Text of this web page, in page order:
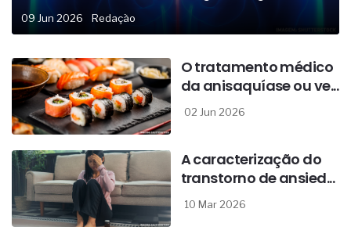
09 Jun 2026 Redação
O tratamento médico
da anisaquíase ou ve...
02 Jun 2026
A caracterização do
transtorno de ansied...
10 Mar 2026